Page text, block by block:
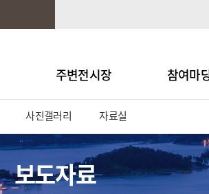
주변전시장 참여마
사진갤러리 자료실
보도자료